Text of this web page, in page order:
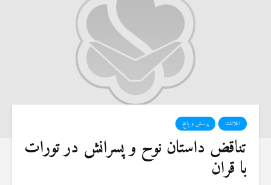
اعلانات پرسش و پاسخ
تناقض داستان نوح و پسرانش در تورات
با قران